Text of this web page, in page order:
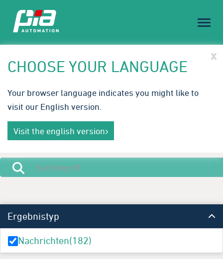
Toggle
23.-24. September 2026
Innovative Automatisierungslösungen für die
Medizintechnik. Wir freuen uns auf Ihren Besuch in
Galway.
Mehr erfahren
Ergebnistyp
Nachrichten(182)
CHOOSE YOUR LANGUAGE
Your browser language indicates you might like to
visit our English version.
Visit the english version
x